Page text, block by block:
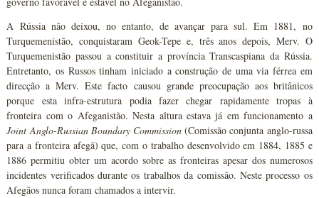
A Rússia não deixou, no entanto, de avançar para sul. Em 1881, no
Turquemenistão, conquistaram Geok-Tepe e, três anos depois, Merv. O
Turquemenistão passou a constituir a província Transcaspiana da Rússia.
Entretanto, os Russos tinham iniciado a construção de uma via férrea em
direcção a Merv. Este facto causou grande preocupação aos britânicos
porque esta infra-estrutura podia fazer chegar rapidamente tropas à
fronteira com o Afeganistão. Nesta altura estava já em funcionamento a
Joint Anglo-Russian Boundary Commission (Comissão conjunta anglo-russa
para a fronteira afegã) que, com o trabalho desenvolvido em 1884, 1885 e
1886 permitiu obter um acordo sobre as fronteiras apesar dos numerosos
incidentes verificados durante os trabalhos da comissão. Neste processo os
Afegãos nunca foram chamados a intervir.